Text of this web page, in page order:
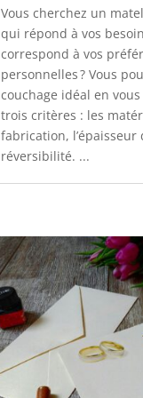
Vous cherchez un
qui répond à vos
correspond à vos
personnelles ? Vous
couchage idéal en
trois critères : les
fabrication,
réversibilité. ...